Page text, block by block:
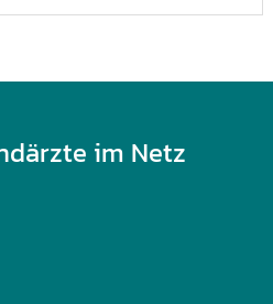
im Netz